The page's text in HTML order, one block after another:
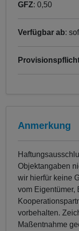
GFZ: 0,50
Verfügbar ab:
Anmerkung
Objektangaben
wir hierfür keine
vom Eigentümer,
vorbehalten.
Maßentnahme